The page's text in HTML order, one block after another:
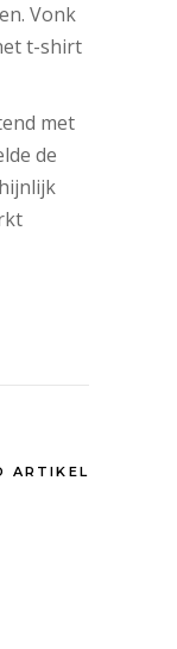
Vonk
t-shirt
met
de
ARTIKEL